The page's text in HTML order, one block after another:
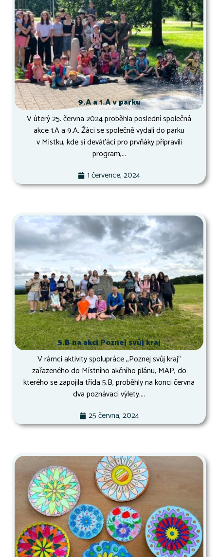
9.A a 1.A v parku
V úterý 25. června 2024 proběhla poslední společná
akce 1.A a 9.A. Žáci se společně vydali do parku
v Místku, kde si deváťáci pro prvňáky připravili
program,...
1 července, 2024
5.B na akci Poznej svůj kraj
V rámci aktivity spolupráce ,,Poznej svůj kraj“
zařazeného do Místního akčního plánu, MAP, do
kterého se zapojila třída 5.B, proběhly na konci června
dva poznávací výlety....
25 června, 2024